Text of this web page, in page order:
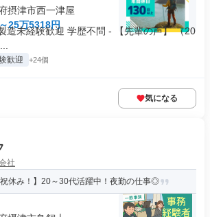
摂津市西一津屋
25万5318円
造未経験歓迎 学歴不問 - 【先輩の声】 （20
歓迎 +24個
気になる
社
祝休み！】20～30代活躍中！夜勤の仕事◎